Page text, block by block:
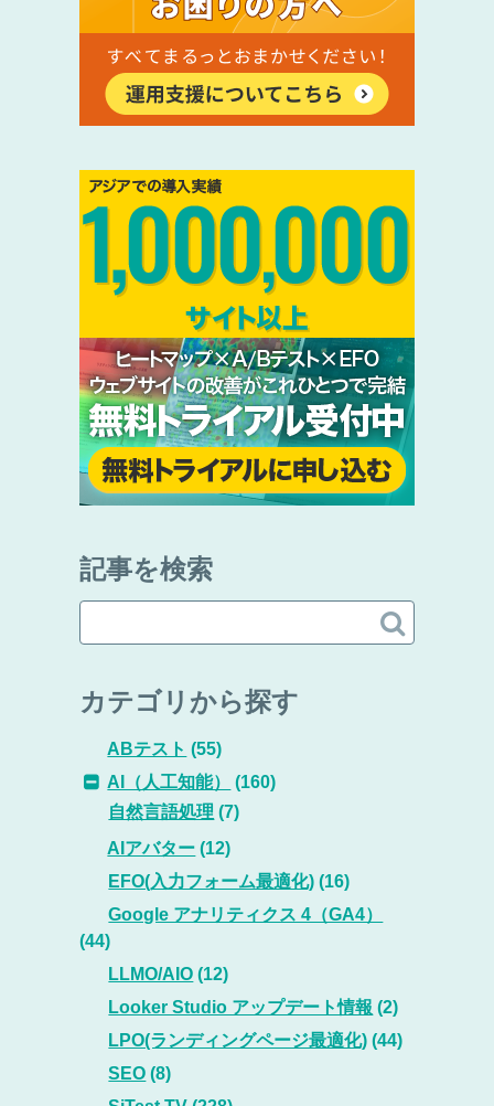
記事を検索

カテゴリから探す
ABテスト (55)
AI（人工知能）
(160)
自然言語処理 (7)
AIアバター (12)
EFO(入力フォーム最適化) (16)
Google アナリティクス 4（GA4）
(44)
LLMO/AIO (12)
Looker Studio アップデート情報 (2)
LPO(ランディングページ最適化) (44)
SEO (8)